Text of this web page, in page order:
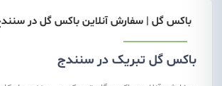
باکس گل | سفارش آنلاین باکس گل در
باکس گل تبریک در سنندج